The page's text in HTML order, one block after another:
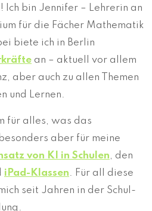
Ich bin Jennifer – Lehrerin an
für die Fächer Mathematik
biete ich in Berlin
an – aktuell vor allem
aber auch zu allen Themen
und Lernen.
für alles, was das
aber für meine
von KI in Schulen, den
iPad-Klassen. Für all diese
seit Jahren in der Schul-